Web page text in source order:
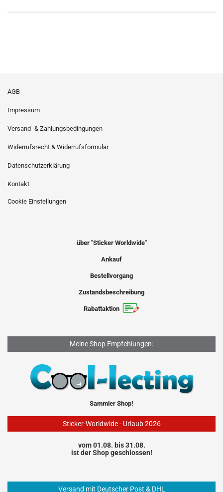
AGB
Impressum
Versand- & Zahlungsbedingungen
Widerrufsrecht & Widerrufsformular
Datenschutzerklärung
Kontakt
Cookie Einstellungen
über "Sticker Worldwide"
Ankauf
Bestellvorgang
Zustandsbeschreibung
Rabattaktion
Meine Shop Empfehlungen:
Sammler Shop!
Sticker-Worldwide - Urlaub 2026
vom 01.08. bis 31.08.
ist der Shop geschlossen!
Versand mit Deutscher Post & DHL